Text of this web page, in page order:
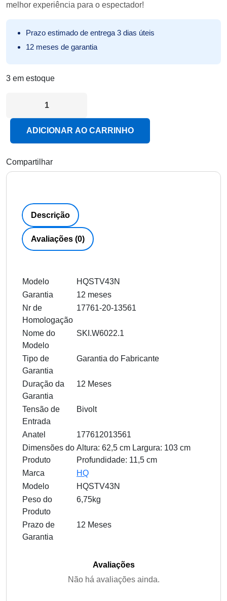
melhor experiência para o espectador!
Prazo estimado de entrega 3 dias úteis
12 meses de garantia
3 em estoque
ADICIONAR AO CARRINHO
Compartilhar
Descrição
Avaliações (0)
Modelo
HQSTV43N
Garantia
12 meses
Nr de
Homologação
17761-20-13561
Nome do
Modelo
SKI.W6022.1
Tipo de
Garantia
Garantia do Fabricante
Duração da
Garantia
12 Meses
Tensão de
Entrada
Bivolt
Anatel
177612013561
Dimensões do
Produto
Altura: 62,5 cm Largura: 103 cm
Profundidade: 11,5 cm
Marca
HQ
Modelo
HQSTV43N
Peso do
Produto
6,75kg
Prazo de
Garantia
12 Meses
Avaliações
Não há avaliações ainda.